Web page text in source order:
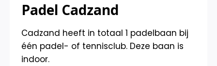
Padel Cadzand
Cadzand heeft in totaal 1 padelbaan bij
één padel- of tennisclub. Deze baan is
indoor.